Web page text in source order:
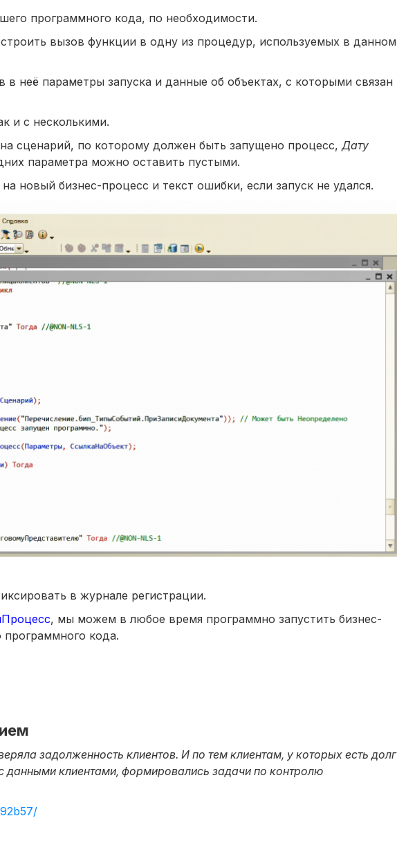
программного кода, по необходимости.
вызов функции в одну из процедур, используемых в данном
в неё параметры запуска и данные об объектах, с которыми связан
и с несколькими.
на сценарий, по которому должен быть запущено процесс, Дату
параметра можно оставить пустыми.
новый бизнес-процесс и текст ошибки, если запуск не удался.
в журнале регистрации.
, мы можем в любое время программно запустить бизнес-
кода.
задолженность клиентов. И по тем клиентам, у которых есть долг
данными клиентами, формировались задачи по контролю